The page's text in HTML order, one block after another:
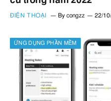
ĐIỆN THOẠI By congzz 22/
ỨNG DỤNG PHẦN MỀM